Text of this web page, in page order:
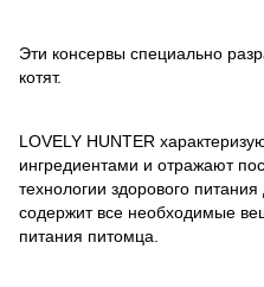
Эти консервы специально
котят.
LOVELY HUNTER
ингредиентами и отражают
технологии здорового
содержит все необходимые
питания питомца.